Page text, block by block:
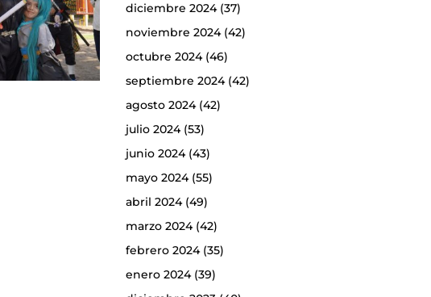
diciembre 2024(37)
noviembre 2024(42)
octubre 2024(46)
septiembre 2024(42)
agosto 2024(42)
julio 2024(53)
junio 2024(43)
mayo 2024(55)
abril 2024(49)
marzo 2024(42)
febrero 2024(35)
enero 2024(39)